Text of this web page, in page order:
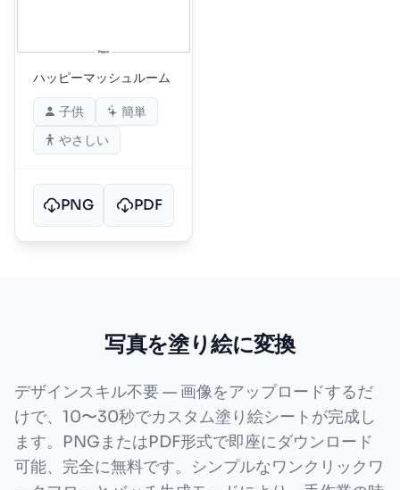
ハッピーマッシュルーム
子供
簡単
やさしい
PNG PDF
写真を塗り絵に変換
デザインスキル不要 — 画像をアップロードするだ
けで、10〜30秒でカスタム塗り絵シートが完成し
ます。PNGまたはPDF形式で即座にダウンロード
可能、完全に無料です。シンプルなワンクリックワ